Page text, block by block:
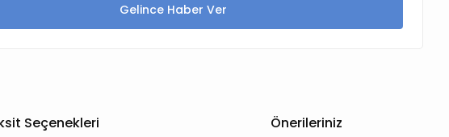
Gelince Haber Ver
Seçenekleri Önerileriniz